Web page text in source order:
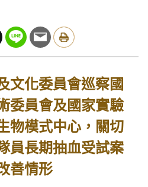
文化委員會巡察國
委員會及國家實驗
物模式中心，關切
員長期抽血受試案
善情形